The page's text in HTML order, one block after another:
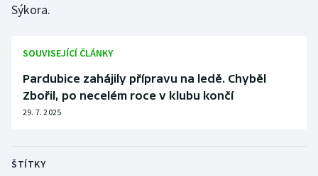
Volejbal
Ostatní
Sýkora.
SOUVISEJÍCÍ ČLÁNKY
Pardubice zahájily přípravu na ledě. Chyběl
Zbořil, po necelém roce v klubu končí
29. 7. 2025
ŠTÍTKY